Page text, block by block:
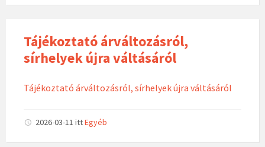
Tájékoztató árváltozásról,
sírhelyek újra váltásáról
Tájékoztató árváltozásról, sírhelyek újra váltásáról
2026-03-11 ittEgyéb